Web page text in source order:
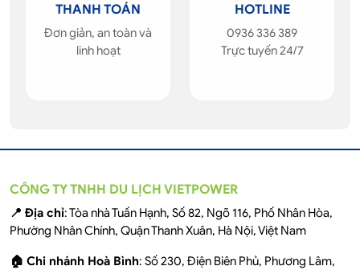
THANH TOÁN
Đơn giản, an toàn và
linh hoạt
HOTLINE
0936 336 389
Trực tuyến 24/7
CÔNG TY TNHH DU LỊCH VIETPOWER
📍 Địa chỉ: Tòa nhà Tuấn Hạnh, Số 82, Ngõ 116, Phố Nhân Hòa,
Phường Nhân Chính, Quận Thanh Xuân, Hà Nội, Việt Nam
🏠 Chi nhánh Hoà Bình: Số 230, Điện Biên Phủ, Phương Lâm,